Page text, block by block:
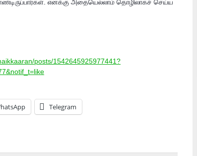
எனக்கு அதையெல்லாம் தொழிலாகச் செய்ய
posts/1542645925977441?
Telegram